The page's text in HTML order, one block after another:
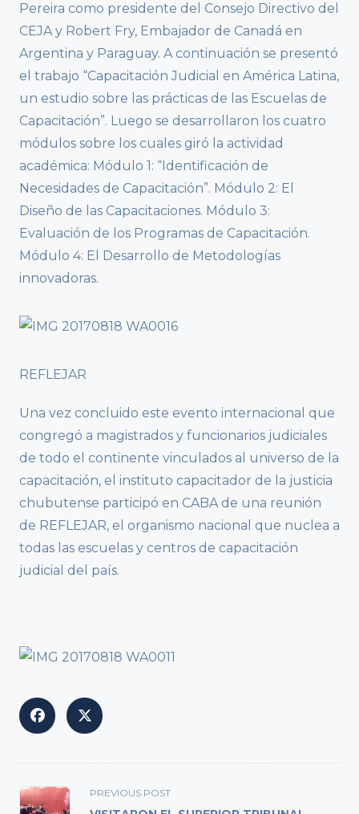
Pereira como presidente del Consejo Directivo del
CEJA y Robert Fry, Embajador de Canadá en
Argentina y Paraguay. A continuación se presentó
el trabajo “Capacitación Judicial en América Latina,
un estudio sobre las prácticas de las Escuelas de
Capacitación”. Luego se desarrollaron los cuatro
módulos sobre los cuales giró la actividad
académica: Módulo 1: “Identificación de
Necesidades de Capacitación”. Módulo 2: El
Diseño de las Capacitaciones. Módulo 3:
Evaluación de los Programas de Capacitación.
Módulo 4: El Desarrollo de Metodologías
innovadoras.
REFLEJAR
Una vez concluido este evento internacional que
congregó a magistrados y funcionarios judiciales
de todo el continente vinculados al universo de la
capacitación, el instituto capacitador de la justicia
chubutense participó en CABA de una reunión
de REFLEJAR, el organismo nacional que nuclea a
todas las escuelas y centros de capacitación
judicial del país.
<span
class="nav-
PREVIOUS POST